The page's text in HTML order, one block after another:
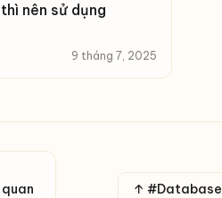
nên sử dụng
9 tháng 7, 2025
↑ #Database